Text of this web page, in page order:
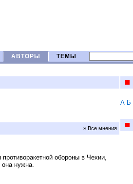
АВТОРЫ ТЕМЫ
» Все мнения
обороны в Чехии,
она нужна.
А Б